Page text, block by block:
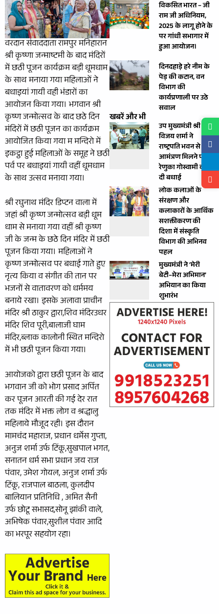
वरदान संवाददाता रामपुर मनिहारान
श्री कृष्णा जन्माष्टमी के बाद मंदिरों
में छठी पूजन कार्यक्रम बड़ी धूमधाम
के साथ मनाया गया महिलाओं ने
बधाइयां गायी वही भंडारों का
आयोजन किया गया। भगवान श्री
कृष्ण जन्मोत्सव के बाद छठे दिन
मंदिरों में छठी पूजन का कार्यक्रम
आयोजित किया गया म मन्दिरो में
इकट्ठा हुई महिलाओं के समूह ने छठी
पर्व पर बधाइयां गायी वहीं धूमधाम
के साथ उत्सव मनाया गया।
श्री रघुनाथ मंदिर डिप्टन वाला में
जहां श्री कृष्ण जन्मोत्सव बड़ी धूम
धाम से मनाया गया वहीं श्री कृष्ण
जी के जन्म के छठे दिन मंदिर में छठी
पूजन किया गया। महिलाओं ने
कृष्ण जन्मोत्सव पर बधाई गाते हुए
नृत्य किया व संगीत की तान पर
भजनों से वातावरण को धर्ममय
बनाये रखा। इसके अलावा प्राचीन
मंदिर श्री ठाकुर द्वारा,शिव मंदिरउधर
मंदिर शिव पूरी,बालाजी घाम
मंदिर,ब्लाक कालोनी स्थित मन्दिरो
में भी छठी पूजन किया गया।
आयोजको द्वारा छठी पूजन के बाद
भगवान जी को भोग प्रसाद अर्पित
कर पूजन आरती की गई देर रात
तक मंदिर में भक्त लोग व श्रद्धालु
महिलाये मौजूद रही। इस दौरान
मामचंद महाराज, प्रधान धर्मेस गुप्ता,
अनुज शर्मा उर्फ टिंकू,सुखपाल भगत,
सनातन धर्म सभा प्रधान जय राज
पंवार, उमेश गोयल, अनुज शर्मा उर्फ
टिंकू, राजपाल बाठला, कुलदीप
बालियान प्रतिनिधि , अमित सैनी
उर्फ छोटू सभासद,सोनू झांकी वाले,
अभिषेक पंवार,सुशील पंवार आदि
का भरपूर सहयोग रहा।
विकसित भारत – जी
राम जी अधिनियम,
2025 के लागू होने के
पर गांधी सभागार में
हुआ आयोजन।
दिनदहाड़े हरे नीम के
पेड़ की कटान, वन
विभाग की
कार्यप्रणाली पर उठे
सवाल
खबरें और भी
उप मुख्यमंत्री श्री
विजय शर्मा ने
राष्ट्रपति भवन से
आमंत्रण मिलने पर
रेणुका गोस्वामी को
दी बधाई
लोक कलाओं के
संरक्षण और
कलाकारों के आर्थिक
सशक्तीकरण की
दिशा में संस्कृति
विभाग की अभिनव
पहल
मुख्यमंत्री ने ‘मेरी
बेटी–मेरा अभिमान’
अभियान का किया
शुभारंभ